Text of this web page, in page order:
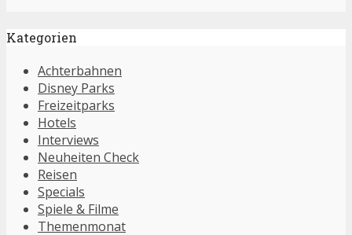
Kategorien
Achterbahnen
Disney Parks
Freizeitparks
Hotels
Interviews
Neuheiten Check
Reisen
Specials
Spiele & Filme
Themenmonat